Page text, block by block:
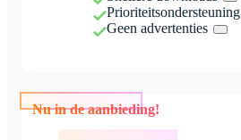
Prioriteitsondersteuning
Geen advertenties
Nu in de aanbieding!